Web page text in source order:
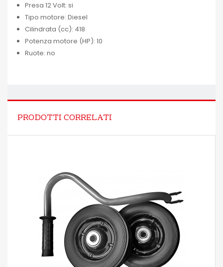
Presa 12 Volt: si
Tipo motore: Diesel
Cilindrata (cc): 418
Potenza motore (HP): 10
Ruote: no
PRODOTTI CORRELATI